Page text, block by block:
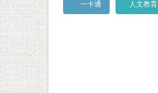
一卡通 人文教育